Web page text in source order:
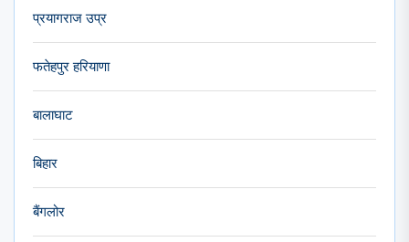
प्रयागराज उप्र
फतेहपुर हरियाणा
बालाघाट
बिहार
बैंगलोर